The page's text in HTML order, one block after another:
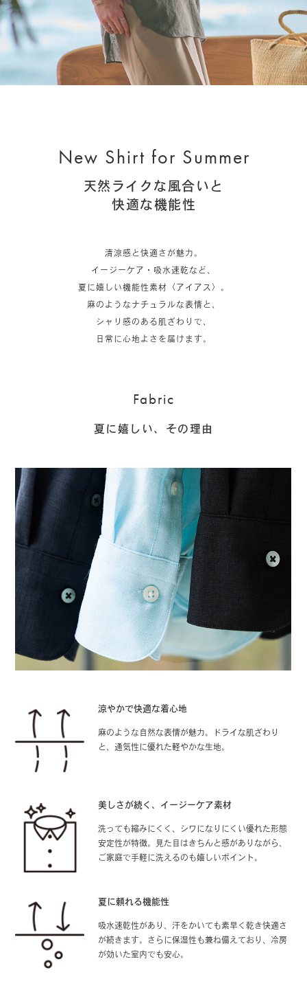
New Shirt for Summer
天然ライクな風合いと
快適な機能性
清涼感と快適さが魅力。
イージーケア・吸水速乾など、
夏に嬉しい機能性素材〈アイアス〉。
麻のようなナチュラルな表情と、
シャリ感のある肌ざわりで、
日常に心地よさを届けます。
Fabric
夏に嬉しい、その理由
涼やかで快適な着心地
麻のような自然な表情が魅力。ドライな肌ざわり
と、通気性に優れた軽やかな生地。
美しさが続く、イージーケア素材
洗っても縮みにくく、シワになりにくい優れた形態
安定性が特徴。見た目はきちんと感がありながら、
ご家庭で手軽に洗えるのも嬉しいポイント。
夏に頼れる機能性
吸水速乾性があり、汗をかいても素早く乾き快適さ
が続きます。さらに保湿性も兼ね備えており、冷房
が効いた室内でも安心。